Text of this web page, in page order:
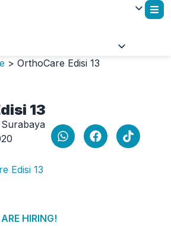
> OrthoCare Edisi 13
13
Edisi 13
HIRING!